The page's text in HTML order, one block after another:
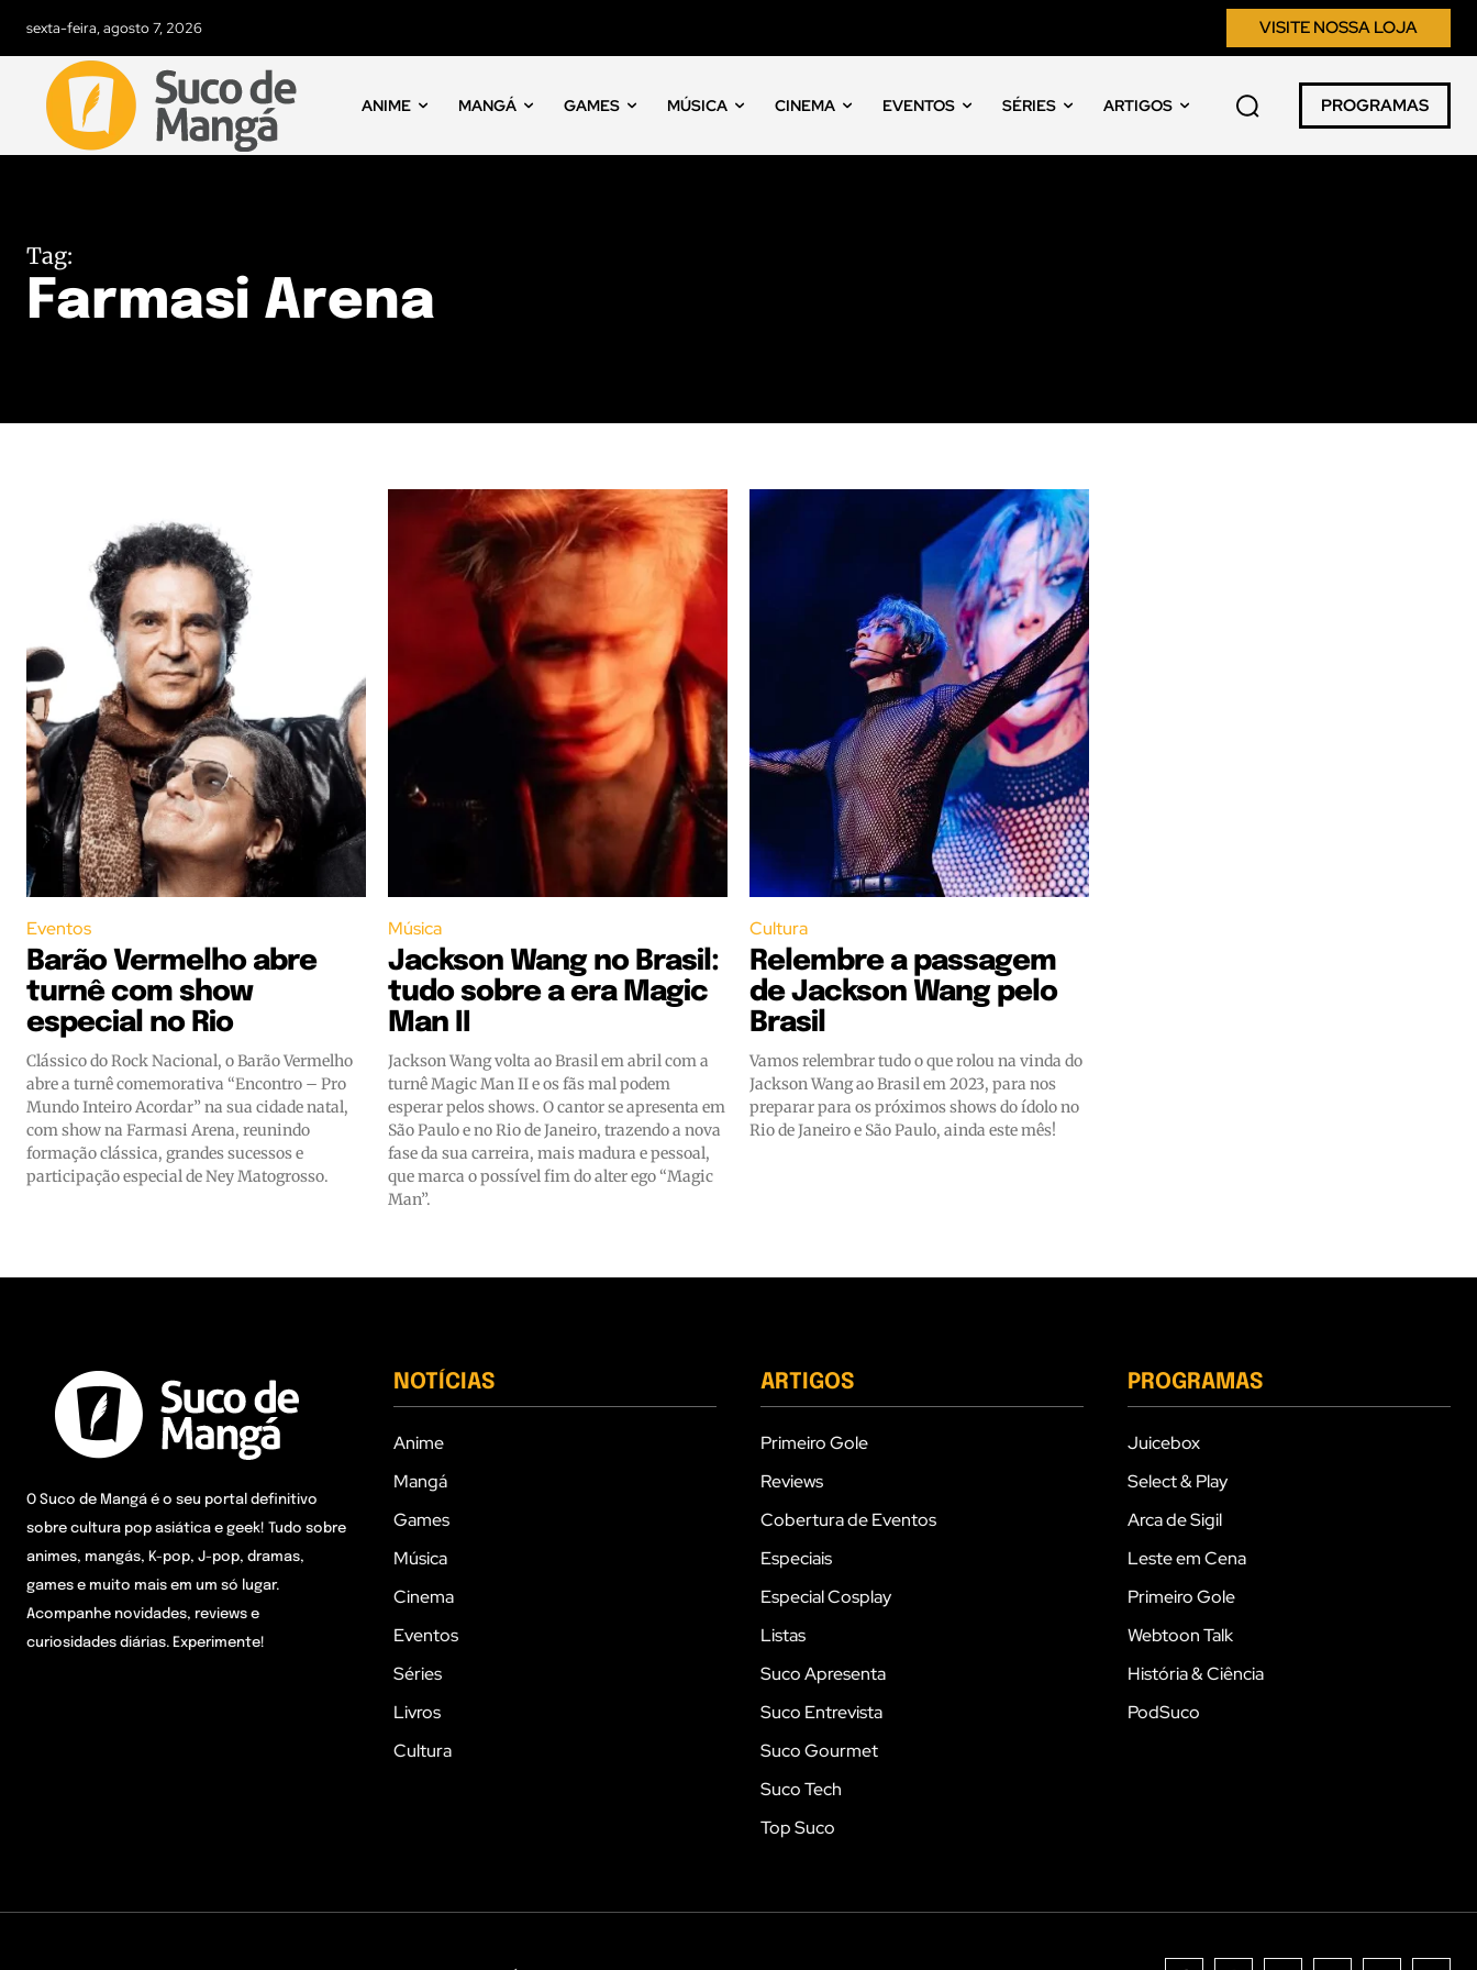
sexta-feira, agosto 7, 2026 VISITE NOSSA LOJA
ANIME MANGÁ GAMES MÚSICA CINEMA EVENTOS SÉRIES ARTIGOS PROGRAMAS
Tag:
Farmasi Arena
Eventos
Barão Vermelho abre
turnê com show
especial no Rio
Clássico do Rock Nacional, o Barão Vermelho
abre a turnê comemorativa “Encontro – Pro
Mundo Inteiro Acordar” na sua cidade natal,
com show na Farmasi Arena, reunindo
formação clássica, grandes sucessos e
participação especial de Ney Matogrosso.
Música
Jackson Wang no Brasil:
tudo sobre a era Magic
Man II
Jackson Wang volta ao Brasil em abril com a
turnê Magic Man II e os fãs mal podem
esperar pelos shows. O cantor se apresenta em
São Paulo e no Rio de Janeiro, trazendo a nova
fase da sua carreira, mais madura e pessoal,
que marca o possível fim do alter ego “Magic
Man”.
Cultura
Relembre a passagem
de Jackson Wang pelo
Brasil
Vamos relembrar tudo o que rolou na vinda do
Jackson Wang ao Brasil em 2023, para nos
preparar para os próximos shows do ídolo no
Rio de Janeiro e São Paulo, ainda este mês!
O Suco de Mangá é o seu portal definitivo
sobre cultura pop asiática e geek! Tudo sobre
animes, mangás, K-pop, J-pop, dramas,
games e muito mais em um só lugar.
Acompanhe novidades, reviews e
curiosidades diárias. Experimente!
NOTÍCIAS
Anime
Mangá
Games
Música
Cinema
Eventos
Séries
Livros
Cultura
ARTIGOS
Primeiro Gole
Reviews
Cobertura de Eventos
Especiais
Especial Cosplay
Listas
Suco Apresenta
Suco Entrevista
Suco Gourmet
Suco Tech
Top Suco
PROGRAMAS
Juicebox
Select & Play
Arca de Sigil
Leste em Cena
Primeiro Gole
Webtoon Talk
História & Ciência
PodSuco